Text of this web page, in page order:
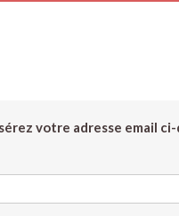
votre adresse email